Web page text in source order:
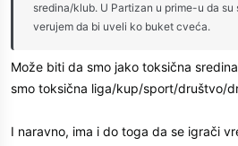
sredina/klub. U Partizan u prime-u da su
verujem da bi uveli ko buket cveća.
Može biti da smo jako toksična
smo toksična liga/kup/sport/društvo/
I naravno, ima i do toga da se igrači